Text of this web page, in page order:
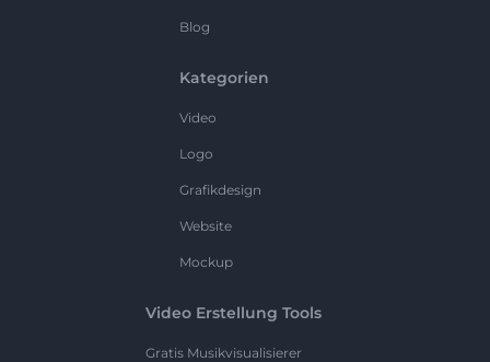
Blog
Kategorien
Video
Logo
Grafikdesign
Website
Mockup
Video Erstellung Tools
Gratis Musikvisualisierer